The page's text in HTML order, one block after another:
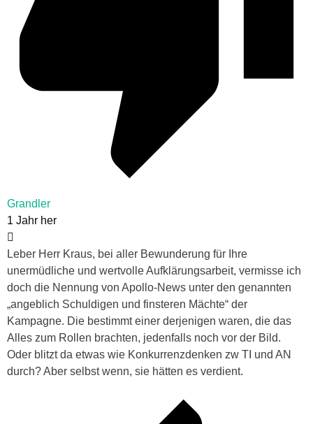
Grandler
1 Jahr her
Leber Herr Kraus, bei aller Bewunderung für Ihre
unermüdliche und wertvolle Aufklärungsarbeit, vermisse ich
doch die Nennung von Apollo-News unter den genannten
„angeblich Schuldigen und finsteren Mächte“ der
Kampagne. Die bestimmt einer derjenigen waren, die das
Alles zum Rollen brachten, jedenfalls noch vor der Bild.
Oder blitzt da etwas wie Konkurrenzdenken zw TI und AN
durch? Aber selbst wenn, sie hätten es verdient.